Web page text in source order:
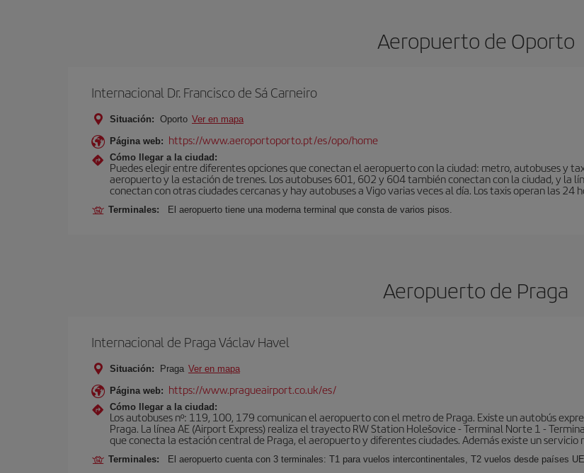
Aeropuerto de Oporto
Internacional Dr. Francisco de Sá Carneiro
Situación: Oporto Ver en mapa
Página web: https://www.aeroportoporto.pt/es/opo/home
Cómo llegar a la ciudad:
Puedes elegir entre diferentes opciones que conectan el aeropuerto con la ciudad: metro, autobuses y
aeropuerto y la estación de trenes. Los autobuses 601, 602 y 604 también conectan con la ciudad, y la
conectan con otras ciudades cercanas y hay autobuses a Vigo varias veces al día. Los taxis operan las
Terminales: El aeropuerto tiene una moderna terminal que consta de varios pisos.
Aeropuerto de Praga
Internacional de Praga Václav Havel
Situación: Praga Ver en mapa
Página web: https://www.pragueairport.co.uk/es/
Cómo llegar a la ciudad:
Los autobuses nº: 119, 100, 179 comunican el aeropuerto con el metro de Praga. Existe un autobús
Praga. La línea AE (Airport Express) realiza el trayecto RW Station Holešovice - Terminal Norte 1 -
que conecta la estación central de Praga, el aeropuerto y diferentes ciudades. Además existe un
Terminales: El aeropuerto cuenta con 3 terminales: T1 para vuelos intercontinentales, T2 vuelos desde países